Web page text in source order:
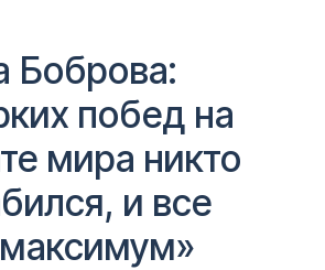
Боброва:
побед на
мира никто
и все